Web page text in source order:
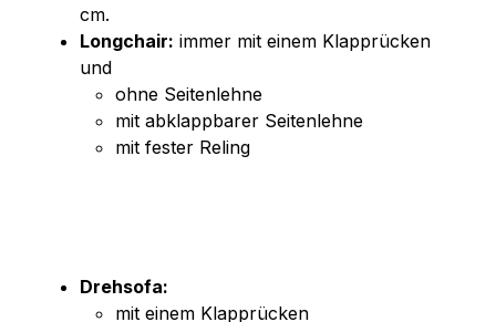
cm.
Longchair: immer mit einem Klapprücken
und
ohne Seitenlehne
mit abklappbarer Seitenlehne
mit fester Reling
Drehsofa:
mit einem Klapprücken